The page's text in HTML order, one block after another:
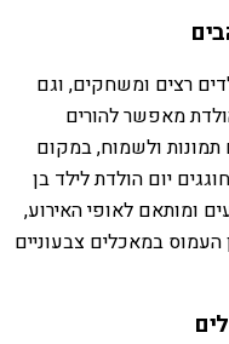
רצים ומשחקים, וגם
מאפשר להורים
ולשמוח, במקום
יום הולדת לילד בן
ומותאם לאופי האירוע,
העמוס במאכלים צבעוניים